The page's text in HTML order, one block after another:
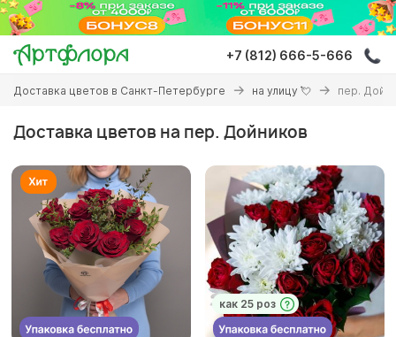
Перейти
основному
содержанию
+7 (812) 666-5-666
Вы
здесь
Доставка цветов в Санкт-Петербурге на улицу 💘 пер.
Доставка цветов на пер. Дойников
как 25 роз